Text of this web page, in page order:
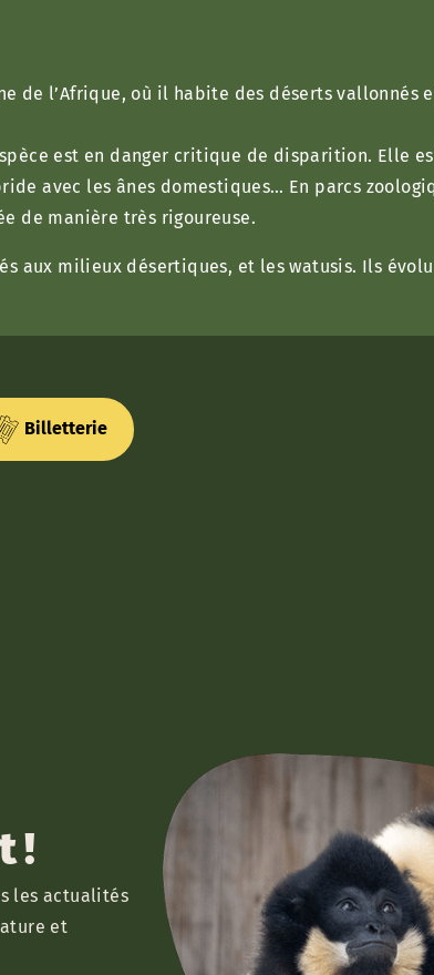
de l’Afrique, où il habite des déserts vallonnés
est en danger critique de disparition. Elle
avec les ânes domestiques… En parcs
de manière très rigoureuse.
aux milieux désertiques, et les watusis. Ils
Billetterie
!
les actualités
et